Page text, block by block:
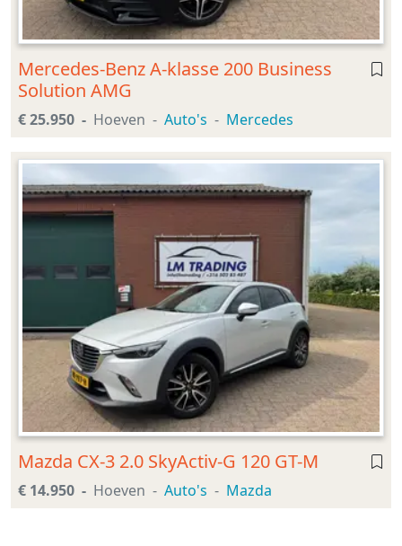
Mercedes-Benz A-klasse 200 Business
Solution AMG
€ 25.950 Hoeven Auto's Mercedes
Mazda CX-3 2.0 SkyActiv-G 120 GT-M
€ 14.950 Hoeven Auto's Mazda